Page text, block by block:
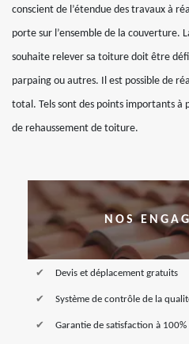
conscient de l’étendue des travaux à
porte sur l’ensemble de la couverture.
souhaite relever sa toiture doit être
parpaing ou autres. Il est possible de
total. Tels sont des points importants
de rehaussement de toiture.
NOS
Devis et déplacement gratuits
Système de contrôle de la
Garantie de satisfaction à 100%